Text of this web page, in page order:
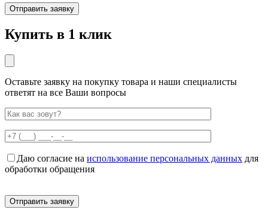
Купить в 1 клик
Оставьте заявку на покупку товара и наши специалисты
ответят на все Ваши вопросы
Даю согласие на использование персональных данных для
обработки обращения